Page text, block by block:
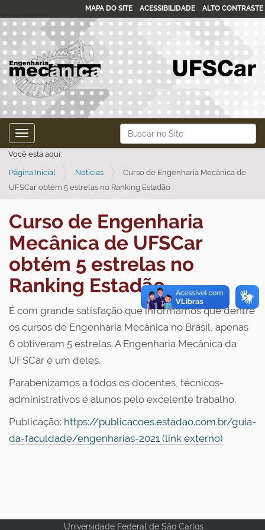
Busca
Busca Avançada…
MAPA DO SITE ACESSIBILIDADE ALTO CONTRASTE
Toggle navigation
Você está aqui:
Página Inicial Notícias
Curso de Engenharia Mecânica de
UFSCar obtém 5 estrelas no Ranking Estadão
Curso de Engenharia
Mecânica de UFSCar
obtém 5 estrelas no
Ranking Estadão
É com grande satisfação que informamos que dentre
os cursos de Engenharia Mecânica no Brasil, apenas
6 obtiveram 5 estrelas. A Engenharia Mecânica da
UFSCar é um deles.
Parabenizamos a todos os docentes, técnicos-
administrativos e alunos pelo excelente trabalho.
Publicação: https://publicacoes.estadao.com.br/guia-
da-faculdade/engenharias-2021 (link externo)
Universidade Federal de São Carlos